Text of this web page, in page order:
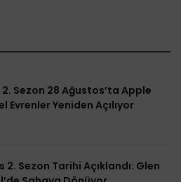
Sezon 28 Ağustos’ta Apple
Evrenler Yeniden Açılıyor
2. Sezon Tarihi Açıklandı: Glen